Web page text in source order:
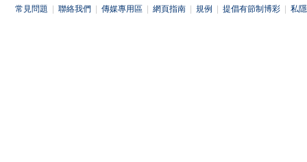
常見問題 聯絡我們 傳媒專用區 網頁指南 規例 提倡有節制博彩 私